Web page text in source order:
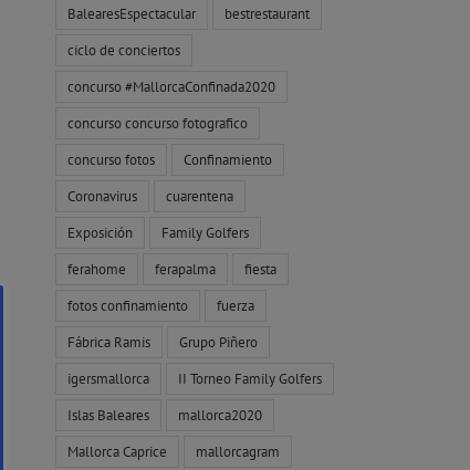
BalearesEspectacular bestrestaurant
ciclo de conciertos
concurso #MallorcaConfinada2020
concurso concurso fotografico
concurso fotos Confinamiento
Coronavirus cuarentena
Exposición Family Golfers
ferahome ferapalma fiesta
fotos confinamiento fuerza
Fábrica Ramis Grupo Piñero
igersmallorca II Torneo Family Golfers
Islas Baleares mallorca2020
Mallorca Caprice mallorcagram